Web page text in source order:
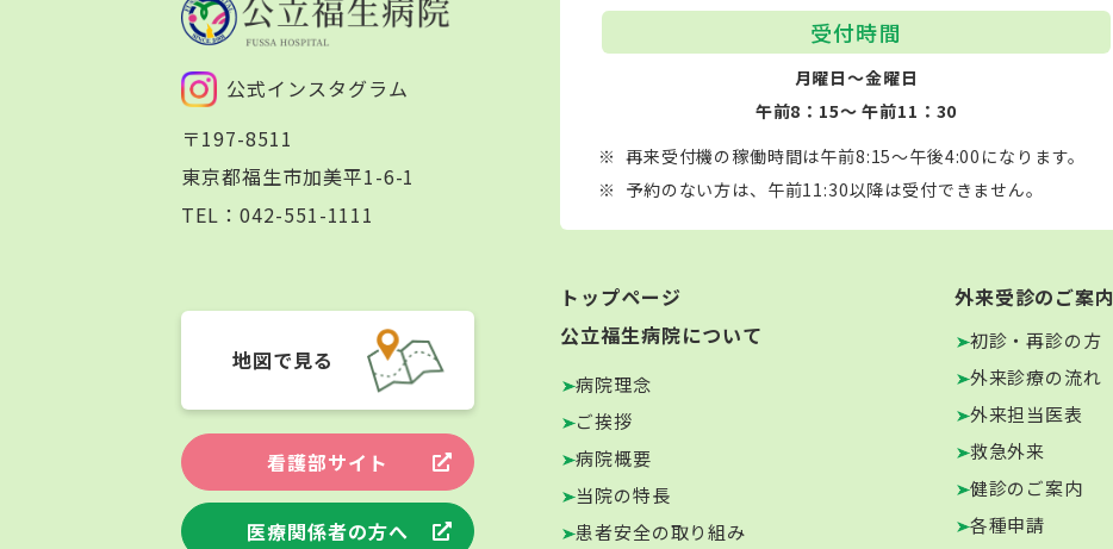
公式インスタグラム
〒197-8511
東京都福生市加美平1-6-1
TEL： 042-551-1111
地図で見る
看護部サイト
医療関係者の方へ
受付時間
月曜日～金曜日
午前8：15～ 午前11：30
再来受付機の稼働時間は午前8:15～午後4:00になります。
予約のない方は、午前11:30以降は受付できません。
トップページ
公立福生病院について
病院理念
ご挨拶
病院概要
当院の特長
患者安全の取り組み
外来受診のご案内
初診・再診の方
外来診療の流れ
外来担当医表
救急外来
健診のご案内
各種申請